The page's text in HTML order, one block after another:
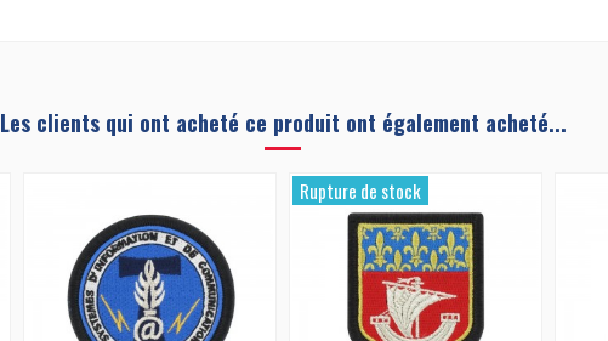
Les clients qui ont acheté ce produit ont également acheté...
Rupture de stock